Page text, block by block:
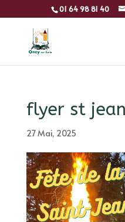
01 64 98 81 40
flyer st
27 Mai, 2025